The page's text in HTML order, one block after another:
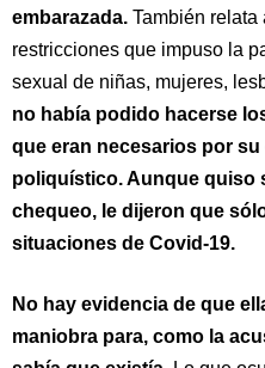
embarazada. También
restricciones que impuso la
sexual de niñas, mujeres,
no había podido hacerse
que eran necesarios por
poliquístico. Aunque quiso
chequeo, le dijeron que
situaciones de Covid-19.
No hay evidencia de que
maniobra para, como la